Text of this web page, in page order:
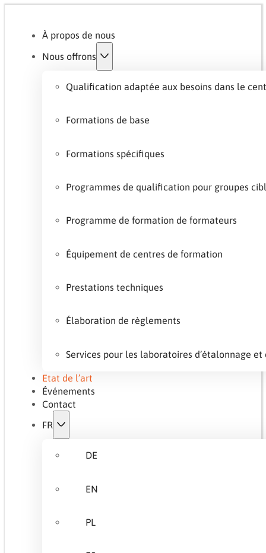
À propos de nous
Nous offrons
Qualification adaptée aux besoins dans le
Formations de base
Formations spécifiques
Programmes de qualification pour groupes
Programme de formation de formateurs
Équipement de centres de formation
Prestations techniques
Élaboration de règlements
Services pour les laboratoires d’étalonnage et
Etat de l’art
Événements
Contact
FR
DE
EN
PL